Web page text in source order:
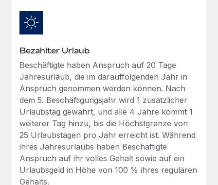
Frag unsere Expert:innen
Hilfe von Expert:innen für globale HR & Compliance
Einfacheres Bewerber:innen-Screening
Compliance Watchtower
Lückenlose Compliance
Geräteverwaltung
Globale Bereitstellung und Verfolgung von IT-
Geräten
Gründung von Niederlassungen
Schnelle, rechtssichere Gründung von
Remote Build
Beratung zu Integrationen und KI-Automatisierung
So hat der KI-Vorreiter Weaviate sein Team mit
Remote um 120 % vergrößert
Weaviate auf einen Blick Weaviate entwickelt KI-basierte
Open-Source-Infrastrukturen. Das...
Mehr erfahren
Revolution des Enterprise Contractor
Managements – die Erfolgsgeschichte einer
Informationen zu Gehältern und Qualifikationen
Insights Center
Hol dir Unterstützung
Alle Ressourcen anzeigen
BLOG
Globale Payroll
EOR und PEO
Contractor Management
Steuern
Bezahlter Urlaub
Beschäftigte haben Anspruch auf 20 Tage
Jahresurlaub, die im darauffolgenden Jahr in
Anspruch genommen werden können. Nach
dem 5. Beschäftigungsjahr wird 1 zusätzlicher
Urlaubstag gewährt, und alle 4 Jahre kommt 1
weiterer Tag hinzu, bis die Höchstgrenze von
25 Urlaubstagen pro Jahr erreicht ist. Während
ihres Jahresurlaubs haben Beschäftigte
Anspruch auf ihr volles Gehalt sowie auf ein
Urlaubsgeld in Höhe von 100 % ihres regulären
Gehalts.